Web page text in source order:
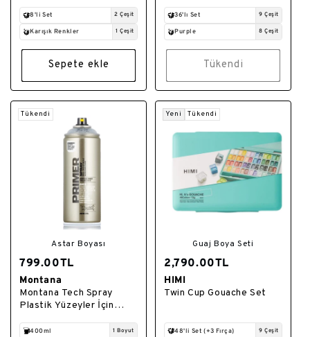
8'li Set 2 Çeşit
Karışık Renkler 1 Çeşit
Sepete ekle
36'lı Set 9 Çeşit
Purple 8 Çeşit
Tükendi
Tükendi
Astar Boyası
799.00TL
Satıcı:
Montana
Montana Tech Spray
Plastik Yüzeyler İçin
T2000
400ml 1 Boyut
Yeni Tükendi
Guaj Boya Seti
2,790.00TL
Satıcı:
HIMI
Twin Cup Gouache Set
48'li Set (+3 Fırça) 9 Çeşit